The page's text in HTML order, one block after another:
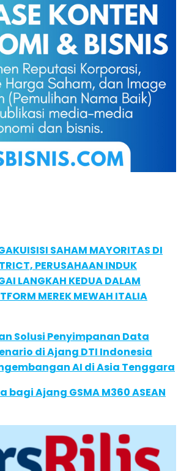
SAHAM MAYORITAS DI
PERUSAHAAN INDUK
LANGKAH KEDUA DALAM
MEREK MEWAH ITALIA
Solusi Penyimpanan Data
di Ajang DTI Indonesia
AI di Asia Tenggara
Ajang GSMA M360 ASEAN